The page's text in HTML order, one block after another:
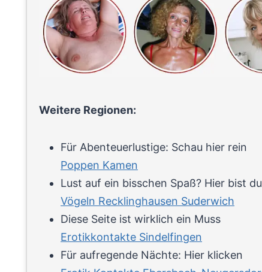
Weitere Regionen:
Für Abenteuerlustige: Schau hier rein
Poppen Kamen
Lust auf ein bisschen Spaß? Hier bist
Vögeln Recklinghausen Suderwich
Diese Seite ist wirklich ein Muss
Erotikkontakte Sindelfingen
Für aufregende Nächte: Hier klicken